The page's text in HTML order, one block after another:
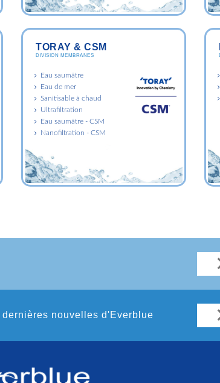
TORAY & CSM
DIVISION MEMBRANES
Eau saumâtre
Eau de mer
Sanitisable à chaud
Ultrafiltration
Eau saumâtre - CSM
Nanofiltration - CSM
nouvelles d'Everblue